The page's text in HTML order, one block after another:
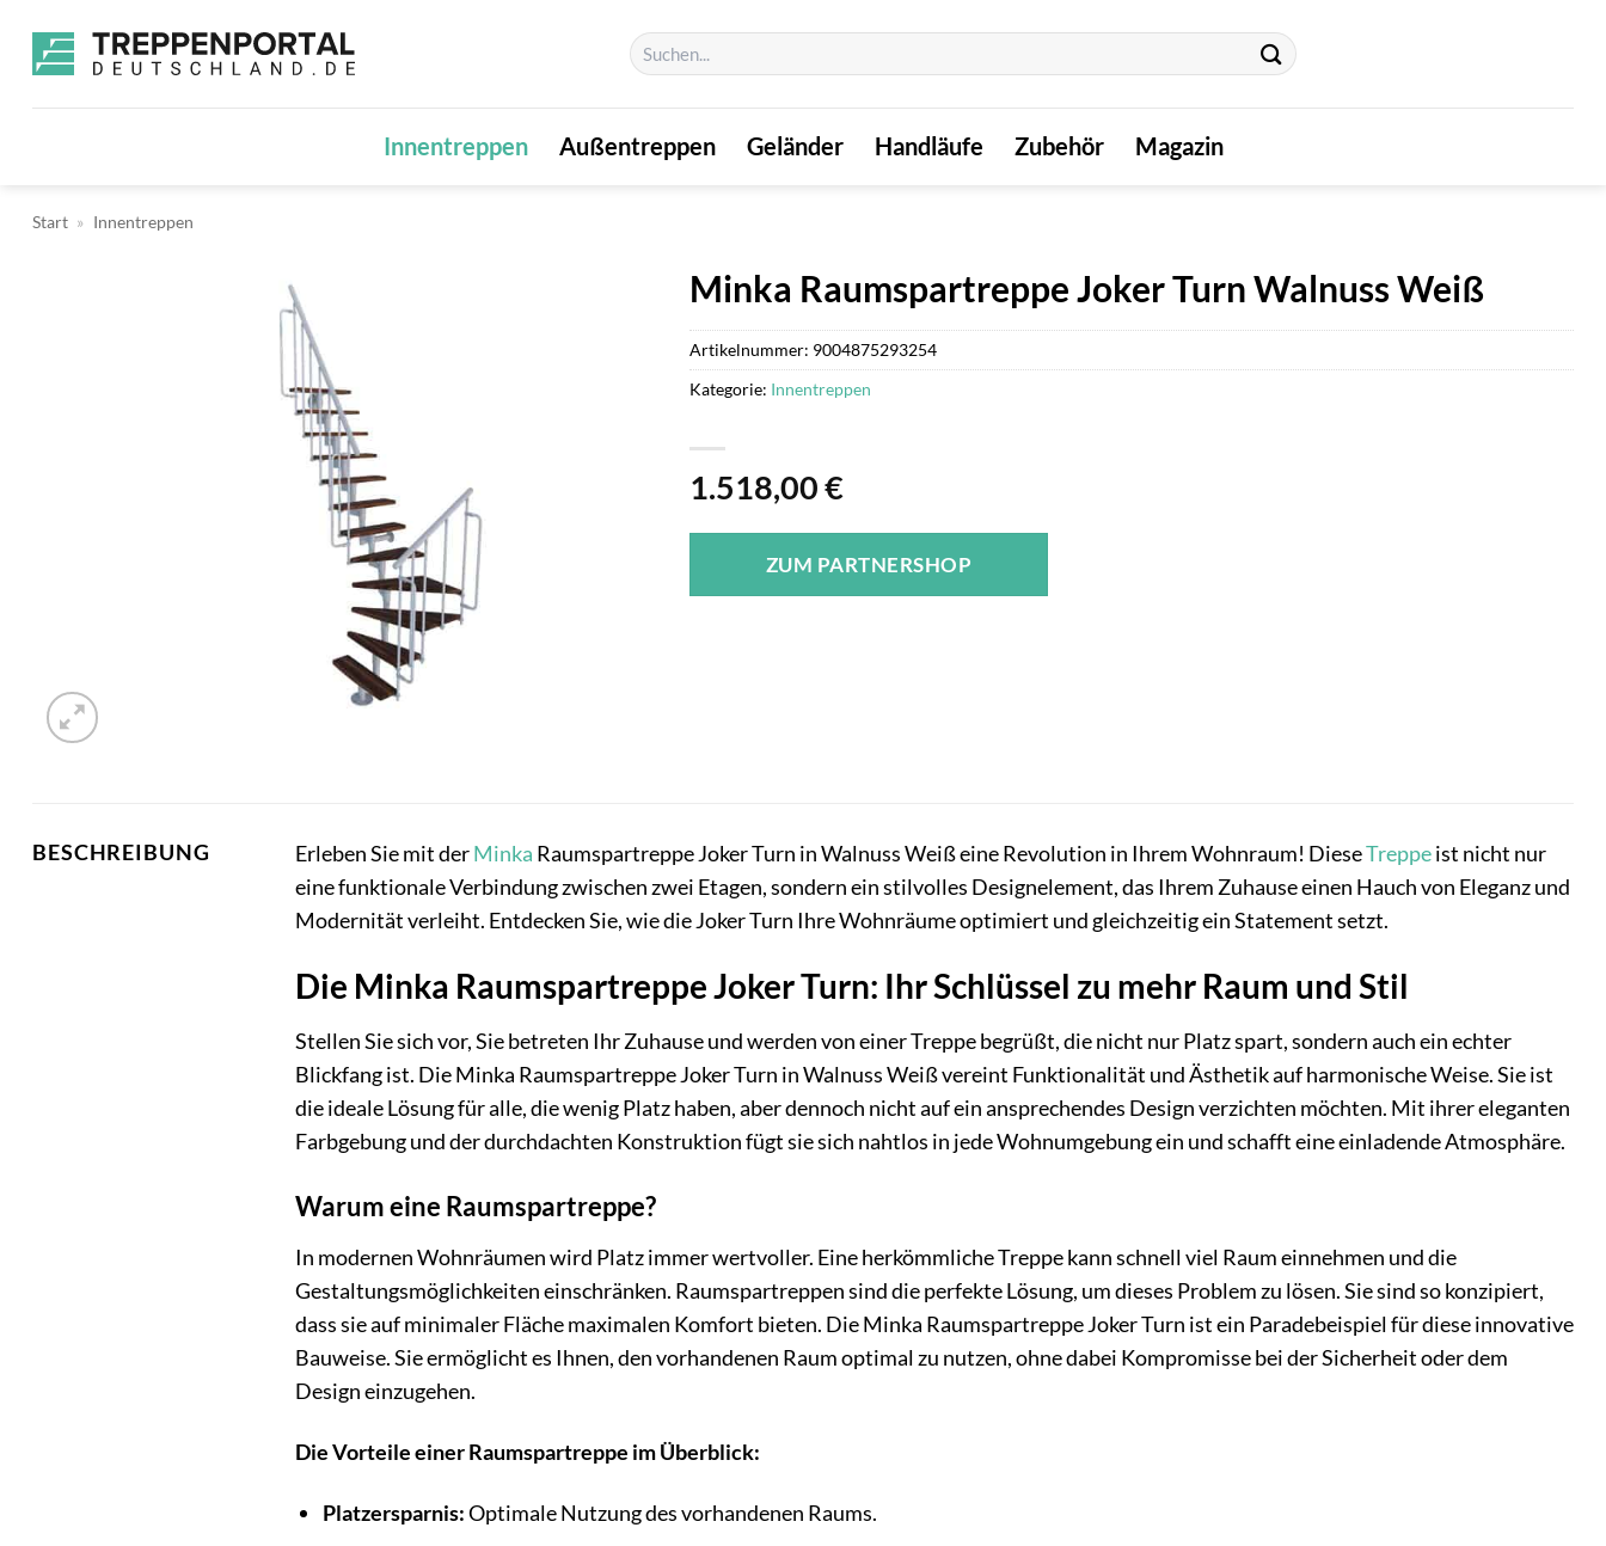
Inhalt
springen
Suchen
nach:
Innentreppen Außentreppen Geländer Handläufe Zubehör Magazin
Start » Innentreppen
Minka Raumspartreppe Joker Turn Walnuss Weiß
1.518,00€
ZUM PARTNERSHOP
Artikelnummer: 9004875293254
Kategorie: Innentreppen
BESCHREIBUNG Erleben Sie mit derMinka Raumspartreppe Joker Turn in Walnuss Weiß eine Revolution in Ihrem Wohnraum! DieseTreppeist nicht nur
eine funktionale Verbindung zwischen zwei Etagen, sondern ein stilvolles Designelement, das Ihrem Zuhause einen Hauch von Eleganz und
Modernität verleiht. Entdecken Sie, wie die Joker Turn Ihre Wohnräume optimiert und gleichzeitig ein Statement setzt.
Die Minka Raumspartreppe Joker Turn: Ihr Schlüssel zu mehr Raum und Stil
Stellen Sie sich vor, Sie betreten Ihr Zuhause und werden von einer Treppe begrüßt, die nicht nur Platz spart, sondern auch ein echter
Blickfang ist. Die Minka Raumspartreppe Joker Turn in Walnuss Weiß vereint Funktionalität und Ästhetik auf harmonische Weise. Sie ist
die ideale Lösung für alle, die wenig Platz haben, aber dennoch nicht auf ein ansprechendes Design verzichten möchten. Mit ihrer eleganten
Farbgebung und der durchdachten Konstruktion fügt sie sich nahtlos in jede Wohnumgebung ein und schafft eine einladende Atmosphäre.
Warum eine Raumspartreppe?
In modernen Wohnräumen wird Platz immer wertvoller. Eine herkömmliche Treppe kann schnell viel Raum einnehmen und die
Gestaltungsmöglichkeiten einschränken. Raumspartreppen sind die perfekte Lösung, um dieses Problem zu lösen. Sie sind so konzipiert,
dass sie auf minimaler Fläche maximalen Komfort bieten. Die Minka Raumspartreppe Joker Turn ist ein Paradebeispiel für diese innovative
Bauweise. Sie ermöglicht es Ihnen, den vorhandenen Raum optimal zu nutzen, ohne dabei Kompromisse bei der Sicherheit oder dem
Design einzugehen.
Die Vorteile einer Raumspartreppe im Überblick:
Platzersparnis:Optimale Nutzung des vorhandenen Raums.